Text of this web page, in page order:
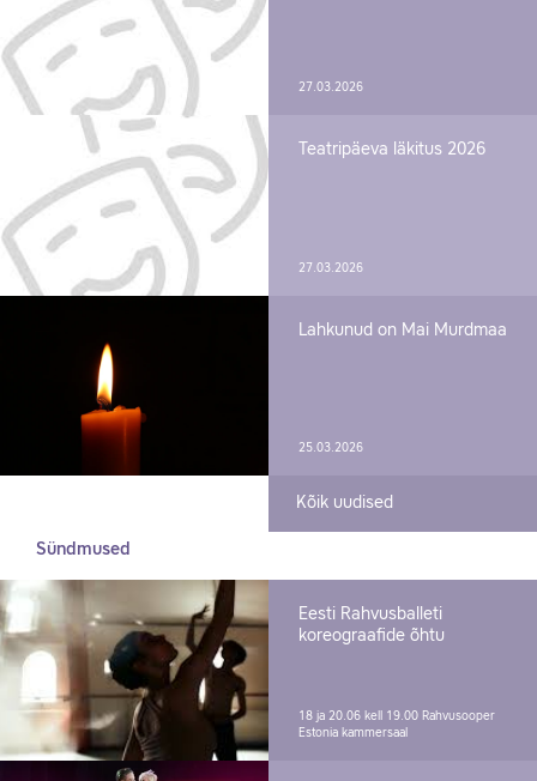
27.03.2026
Teatripäeva läkitus 2026
27.03.2026
Lahkunud on Mai Murdmaa
25.03.2026
Kõik uudised
Sündmused
Eesti Rahvusballeti
koreograafide õhtu
18 ja 20.06 kell 19.00 Rahvusooper
Estonia kammersaal